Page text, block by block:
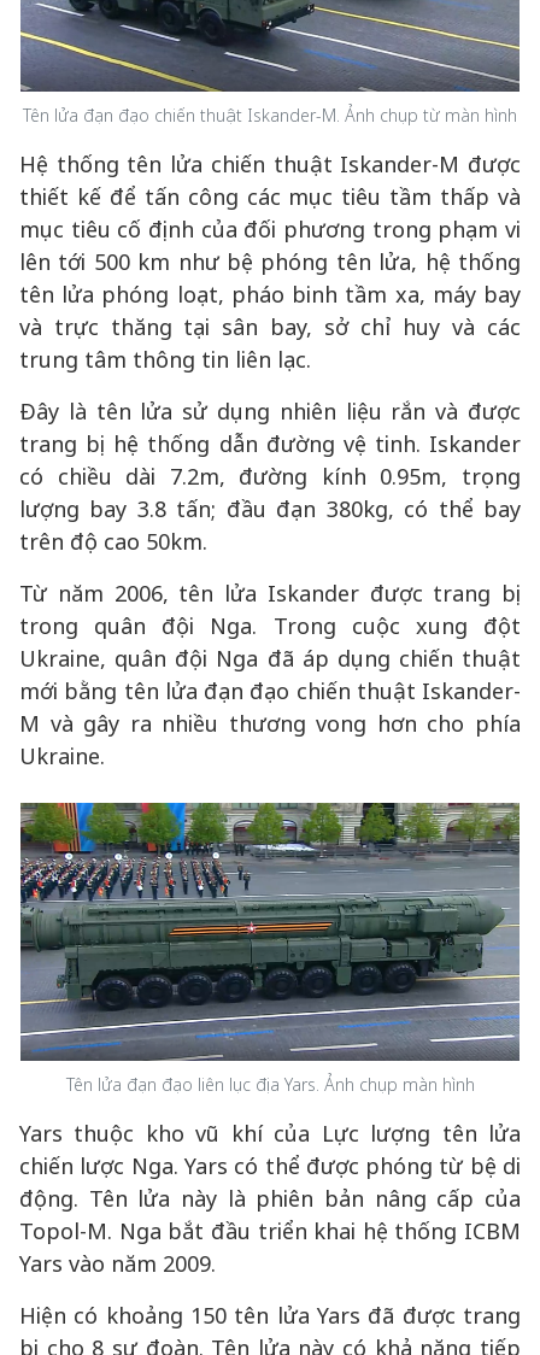
Tên lửa đạn đạo chiến thuật Iskander-M. Ảnh chụp từ màn hình
Hệ thống tên lửa chiến thuật Iskander-M được
thiết kế để tấn công các mục tiêu tầm thấp và
mục tiêu cố định của đối phương trong phạm vi
lên tới 500 km như bệ phóng tên lửa, hệ thống
tên lửa phóng loạt, pháo binh tầm xa, máy bay
và trực thăng tại sân bay, sở chỉ huy và các
trung tâm thông tin liên lạc.
Đây là tên lửa sử dụng nhiên liệu rắn và được
trang bị hệ thống dẫn đường vệ tinh. Iskander
có chiều dài 7.2m, đường kính 0.95m, trọng
lượng bay 3.8 tấn; đầu đạn 380kg, có thể bay
trên độ cao 50km.
Từ năm 2006, tên lửa Iskander được trang bị
trong quân đội Nga. Trong cuộc xung đột
Ukraine, quân đội Nga đã áp dụng chiến thuật
mới bằng tên lửa đạn đạo chiến thuật Iskander-
M và gây ra nhiều thương vong hơn cho phía
Ukraine.
Tên lửa đạn đạo liên lục địa Yars. Ảnh chụp màn hình
Yars thuộc kho vũ khí của Lực lượng tên lửa
chiến lược Nga. Yars có thể được phóng từ bệ di
động. Tên lửa này là phiên bản nâng cấp của
Topol-M. Nga bắt đầu triển khai hệ thống ICBM
Yars vào năm 2009.
Hiện có khoảng 150 tên lửa Yars đã được trang
bị cho 8 sư đoàn. Tên lửa này có khả năng tiếp